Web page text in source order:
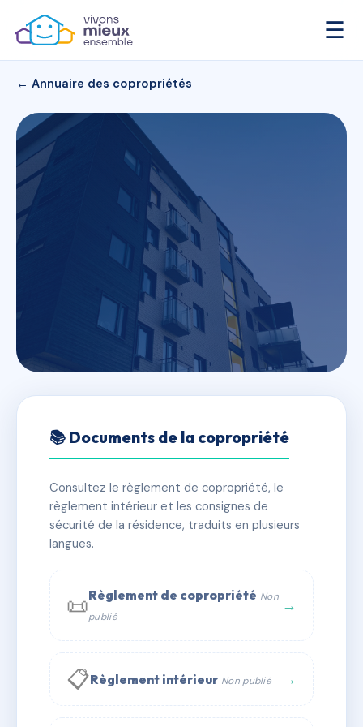
☰
← Annuaire des copropriétés
Villa Thony
✓ Immatriculée 🏠 27 lots 🏗 1 bâtiment(s)
📞 Contacter Syndic Digital
📚 Documents de la copropriété
Consultez le règlement de copropriété, le
règlement intérieur et les consignes de
sécurité de la résidence, traduits en plusieurs
langues.
📜Règlement de copropriété Non
publié
→
📋Règlement intérieur Non publié →